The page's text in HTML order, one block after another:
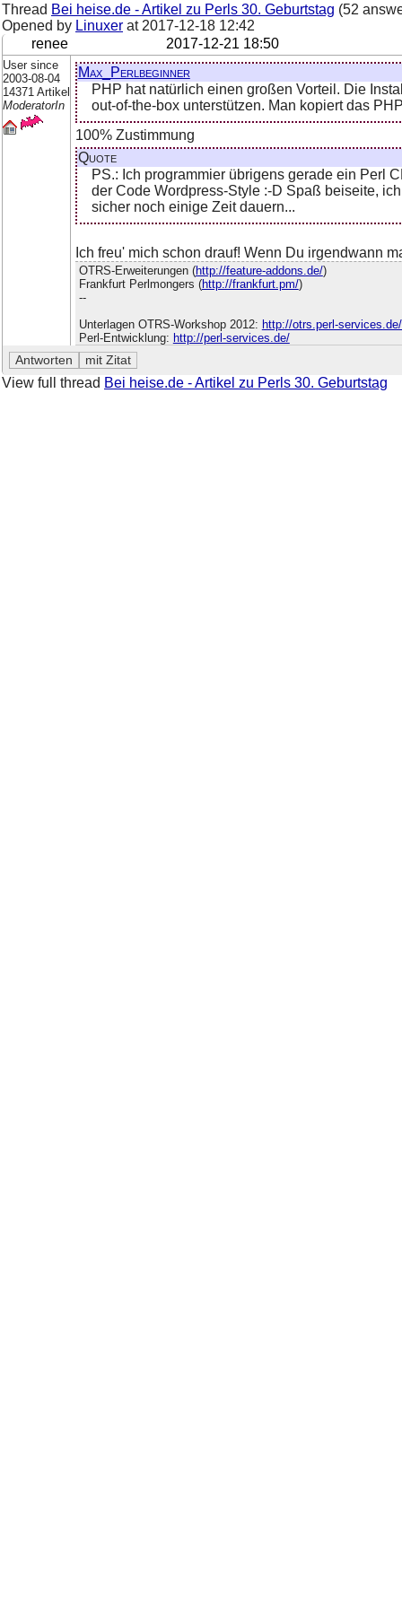
Thread Bei heise.de - Artikel zu Perls 30. Geburtstag (52
Opened by Linuxer at 2017-12-18 12:42
renee
2017-12-21 18:50
User since
2003-08-04
14371 Artikel
ModeratorIn
Max_Perlbeginner
PHP hat natürlich einen großen Vorteil. Die
out-of-the-box unterstützen. Man kopiert das
100% Zustimmung
Quote
PS.: Ich programmier übrigens gerade ein Perl
der Code Wordpress-Style :-D Spaß beiseite,
sicher noch einige Zeit dauern...
Ich freu' mich schon drauf! Wenn Du irgendwann
OTRS-Erweiterungen (http://feature-addons.de/)
Frankfurt Perlmongers (http://frankfurt.pm/)
--
Unterlagen OTRS-Workshop 2012: http://otrs.perl-
Perl-Entwicklung: http://perl-services.de/
View full thread Bei heise.de - Artikel zu Perls 30. Geburtstag